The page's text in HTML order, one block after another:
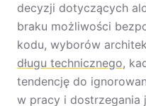
decyzji dotyczących
braku możliwości
kodu, wyborów
długu technicznego,
tendencję do
w pracy i dostrzegania